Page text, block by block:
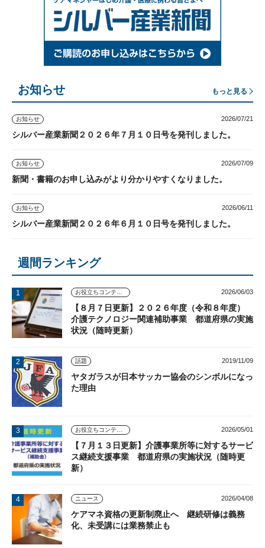
お知らせ もっと見る
お知らせ 2026/07/21
シルバー産業新聞２０２６年７月１０日号を発刊しました。
お知らせ 2026/07/09
新聞・書籍のお申し込みがより分かりやすくなりました。
お知らせ 2026/06/11
シルバー産業新聞２０２６年６月１０日号を発刊しました。
週間ランキング
2026/06/03
【８月７日更新】２０２６年度（令和８年度）
介護テクノロジー関連補助事業 都道府県の実施
状況（随時更新）
話題 2019/11/09
ヤタガラスが日本サッカー協会のシンボルになっ
た理由
2026/05/01
【７月１３日更新】介護事業所等に対するサービ
ス継続支援事業 都道府県の実施状況（随時更
新）
ニュース 2026/04/08
ケアマネ資格の更新制廃止へ 継続研修は義務
化、未受講には業務禁止も